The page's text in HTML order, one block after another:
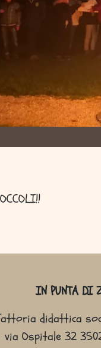
IN PUNTA DI
didattica
via Ospitale 32